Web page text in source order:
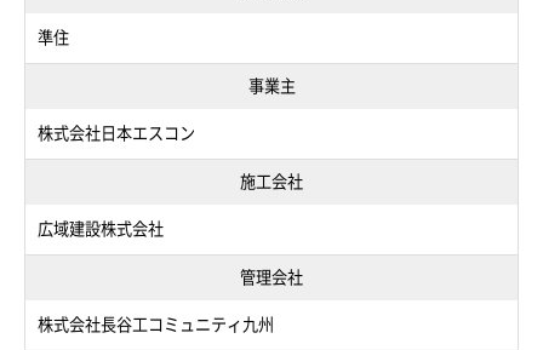
準住
事業主
株式会社日本エスコン
施工会社
広域建設株式会社
管理会社
株式会社長谷工コミュニティ九州